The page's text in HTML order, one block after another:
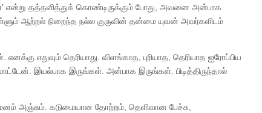
என்று தத்தளித்துக் கொண்டிருக்கும் போது, அவனை அன்பாக
ஆற்றல் நிறைந்த நல்ல குருவின் தன்மை யுவன் அவர்களிடம்
எதுவும் தெரியாது. விளங்காத, புரியாத, தெரியாத ஐரோப்பிய
இயல்பாக இருங்கள். அன்பாக இருங்கள். பிடித்திருந்தால்
அஞ்சும். கடுமையான தோற்றம், தெளிவான பேச்சு,